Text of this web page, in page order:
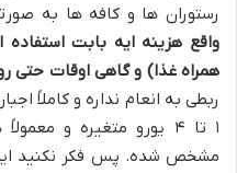
رستوران ها و کافه ها به
واقع هزینه ایه بابت استفاده
همراه غذا) و گاهی اوقات حتی
ربطی به انعام نداره و کاملاً
۱ تا ۴ یورو متغیره و
مشخص شده. پس فکر نکنید این